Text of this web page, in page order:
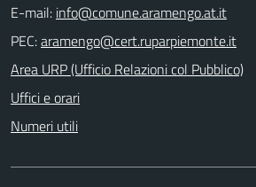
E-mail:
PEC:
Area URP (Ufficio Relazioni col Pubblico)
Uffici e orari
Numeri utili